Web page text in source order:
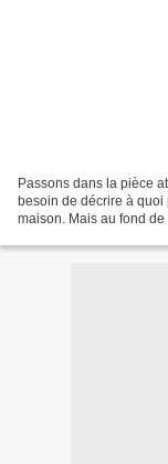
Passons dans la pièce
besoin de décrire à quoi
maison. Mais au fond